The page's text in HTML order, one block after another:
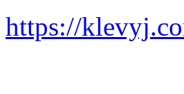
https://